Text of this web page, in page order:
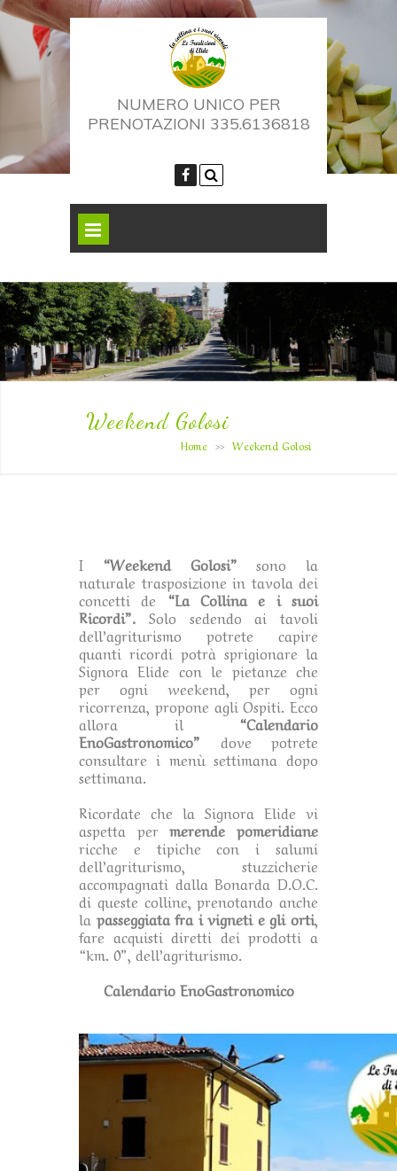
NUMERO UNICO PER
PRENOTAZIONI 335.6136818
Weekend Golosi
Home >> Weekend Golosi
I “Weekend Golosi”sono la
naturale trasposizione in tavola dei
concetti de “La Collina e i suoi
Ricordi”. Solo sedendo ai tavoli
dell’agriturismo potrete capire
quanti ricordi potrà sprigionare la
Signora Elide con le pietanze che
per ogni weekend, per ogni
ricorrenza, propone agli Ospiti. Ecco
allora il “Calendario
EnoGastronomico” dove potrete
consultare i menù settimana dopo
settimana.
Ricordate che la Signora Elide vi
aspetta permerende pomeridiane
ricche e tipiche con i salumi
dell’agriturismo, stuzzicherie
accompagnati dalla Bonarda D.O.C.
di queste colline, prenotando anche
la passeggiata fra i vigneti e gli orti,
fare acquisti diretti dei prodotti a
“km. 0”, dell’agriturismo.
Calendario EnoGastronomico